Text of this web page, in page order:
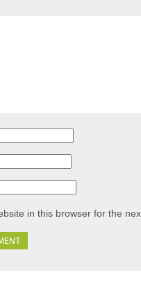
in this browser for the